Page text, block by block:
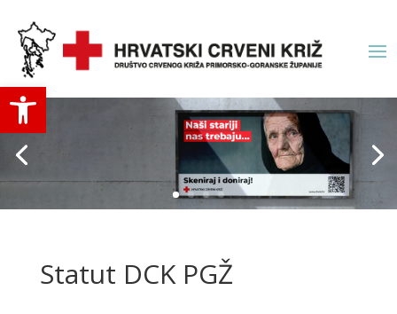
Open toolbar
Statut DCK PGŽ